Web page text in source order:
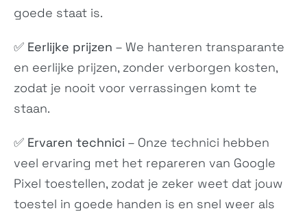
N/A N/A
goede staat is.
✅ Eerlijke prijzen – We hanteren transparante
en eerlijke prijzen, zonder verborgen kosten,
zodat je nooit voor verrassingen komt te
staan.
✅Ervaren technici– Onze technici hebben
veel ervaring met het repareren van Google
Pixel toestellen, zodat je zeker weet dat jouw
toestel in goede handen is en snel weer als